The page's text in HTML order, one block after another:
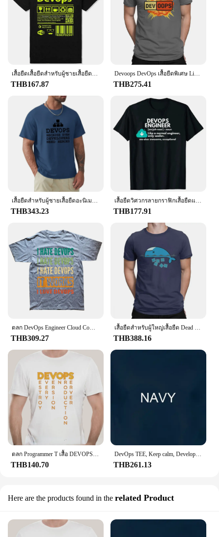
THB167.87
Devoops DevOps เสื้อยืดพิเศษ Linux Leisure เสื้อยืดใหม่ล่าสุดสำหรับผู้ใหญ่
THB275.41
THB343.23 THB177.91
THB309.27 THB388.16
ตลก Programmer T เสื้อ DEVOPS สมาชิก Devops-จริงความละเอียดสูงของ DEVOPS Tee Devops คอมพิวเตอร์ Nerd Geek Sarcastic เสื้อ
THB140.70
DevOps TEE, Keep calm, Developer, โปรแกรมเมอร์, Agile unisex softstyle เสื้อยืด
THB261.13
Here are the products found in the related Product